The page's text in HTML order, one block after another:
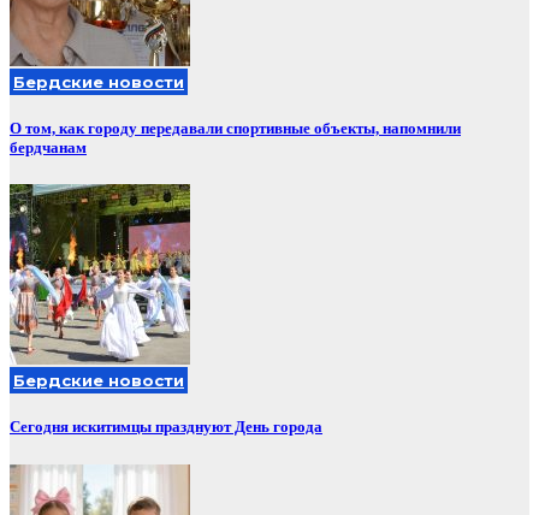
Бердские новости
О том, как городу передавали спортивные объекты, напомнили
бердчанам
Бердские новости
Сегодня искитимцы празднуют День города